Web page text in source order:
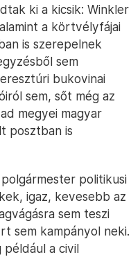
ki a kicsik: Winkler
a körtvélyfájai
is szerepelnek
sem
bukovinai
sem, sőt még az
megyei magyar
posztban is
politikusi
igaz, kevesebb az
sem teszi
sem kampányol neki.
a civil